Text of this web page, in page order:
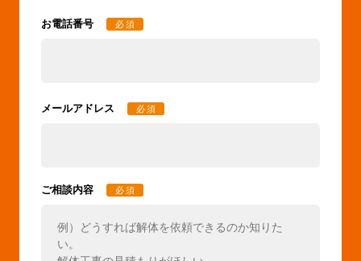
お電話番号 必須
メールアドレス 必須
ご相談内容 必須